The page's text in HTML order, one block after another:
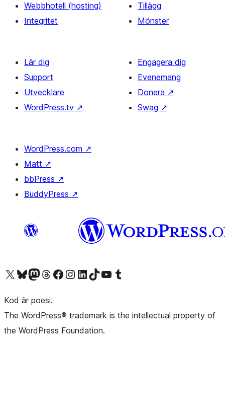
Webbhotell (hosting)
Integritet
Tillägg
Mönster
Lär dig
Support
Utvecklare
WordPress.tv ↗
Engagera dig
Evenemang
Donera ↗
Swag ↗
WordPress.com ↗
Matt ↗
bbPress ↗
BuddyPress ↗
Besök vår X-konto (f.d. Twitter)
Besök vårt Bluesky-konto
Besök vårt Mastodon-konto
Besök vårt Thread-konto
Besök vår Facebook-sidaBesök vårt Instagram-konto
Besök vårt LinkedIn-konto
Besök vårt TikTok-konto
Besök vår YouTube-kanalBesök vårt Tumblr-konto
Kod är poesi.
The WordPress® trademark is the intellectual property of
the WordPress Foundation.